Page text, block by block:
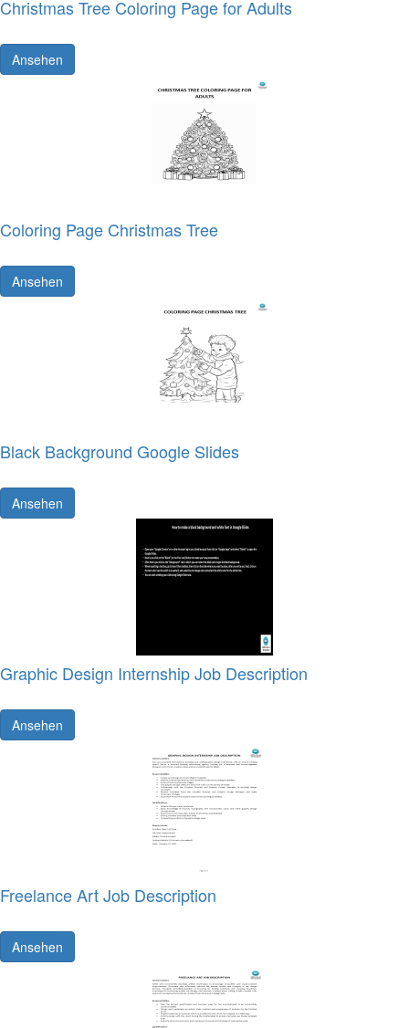
Christmas Tree Coloring Page for Adults
Ansehen
Coloring Page Christmas Tree
Ansehen
Black Background Google Slides
Ansehen
Graphic Design Internship Job Description
Ansehen
Freelance Art Job Description
Ansehen